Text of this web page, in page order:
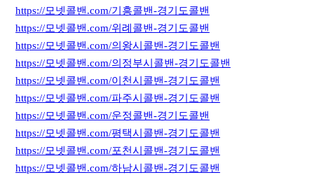
https://모넷콜밴.com/기흥콜밴-경기도콜밴
https://모넷콜밴.com/위례콜밴-경기도콜밴
https://모넷콜밴.com/의왕시콜밴-경기도콜밴
https://모넷콜밴.com/의정부시콜밴-경기도콜밴
https://모넷콜밴.com/이천시콜밴-경기도콜밴
https://모넷콜밴.com/파주시콜밴-경기도콜밴
https://모넷콜밴.com/운정콜밴-경기도콜밴
https://모넷콜밴.com/평택시콜밴-경기도콜밴
https://모넷콜밴.com/포천시콜밴-경기도콜밴
https://모넷콜밴.com/하남시콜밴-경기도콜밴